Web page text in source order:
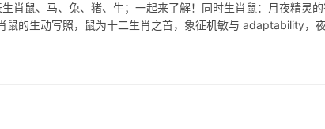
肖鼠、马、兔、猪、牛；一起来了解！同时生肖鼠：月夜精灵
鼠的生动写照，鼠为十二生肖之首，象征机敏与 adaptability，